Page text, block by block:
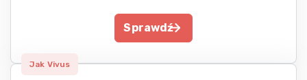
Sprawdź
Jak Vivus